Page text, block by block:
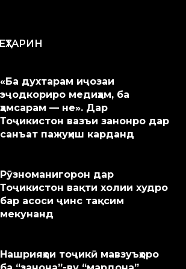
«Ба духтарам иҷозаи
эҷодкориро медиҳам, ба
ҳамсарам — не». Дар
Тоҷикистон вазъи занонро дар
санъат пажуҳиш карданд
Рӯзноманигорон дар
Тоҷикистон вақти холии худро
бар асоси ҷинс тақсим
мекунанд
Нашрияҳои тоҷикӣ мавзуъҳоро